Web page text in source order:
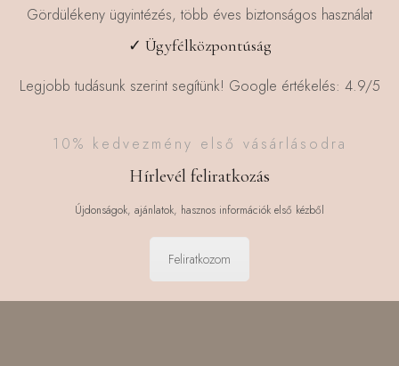
Gördülékeny ügyintézés, több éves biztonságos használat
✓ Ügyfélközpontúság
Legjobb tudásunk szerint segítünk! Google értékelés: 4.9/5
10% kedvezmény első vásárlásodra
Hírlevél feliratkozás
Újdonságok, ajánlatok, hasznos információk első kézből
Feliratkozom